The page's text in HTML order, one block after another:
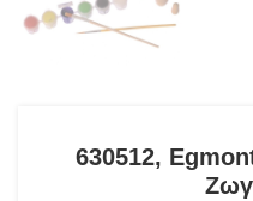
630512,